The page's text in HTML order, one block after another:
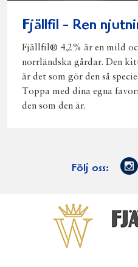
Fjällfil - Ren
Fjällfil® 4,2% är en mild
norrländska gårdar. Den
är det som gör den så
Toppa med dina egna
den som den är.
Följ oss:
Gör gott för